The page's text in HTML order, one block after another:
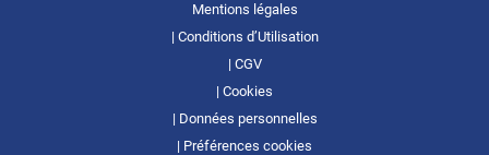
Mentions légales
Conditions d’Utilisation
CGV
Cookies
Données personnelles
Préférences cookies